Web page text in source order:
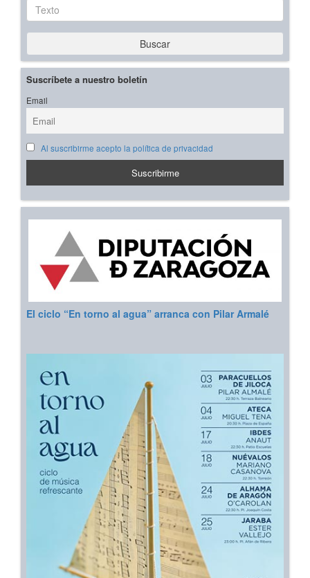
Texto
Buscar
Suscríbete a nuestro boletín
Email
Al suscribirme acepto la política de privacidad
El ciclo “En torno al agua” arranca con Pilar Armalé